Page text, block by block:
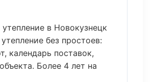
в Новокузнецк
без простоев:
календарь поставок,
Более 4 лет на